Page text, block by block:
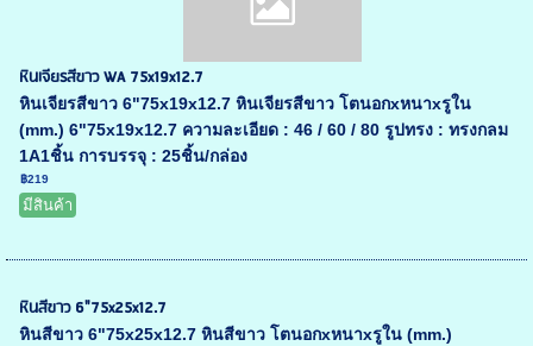
หินเจียรสีขาว WA 75x19x12.7
หินเจียรสีขาว 6"75x19x12.7 หินเจียรสีขาว โตนอกxหนาxรูใน
(mm.) 6"75x19x12.7 ความละเอียด : 46 / 60 / 80 รูปทรง : ทรงกลม
1A1ชิ้น การบรรจุ : 25ชิ้น/กล่อง
฿219
มีสินค้า
หินสีขาว 6"75x25x12.7
หินสีขาว 6"75x25x12.7 หินสีขาว โตนอกxหนาxรูใน (mm.)